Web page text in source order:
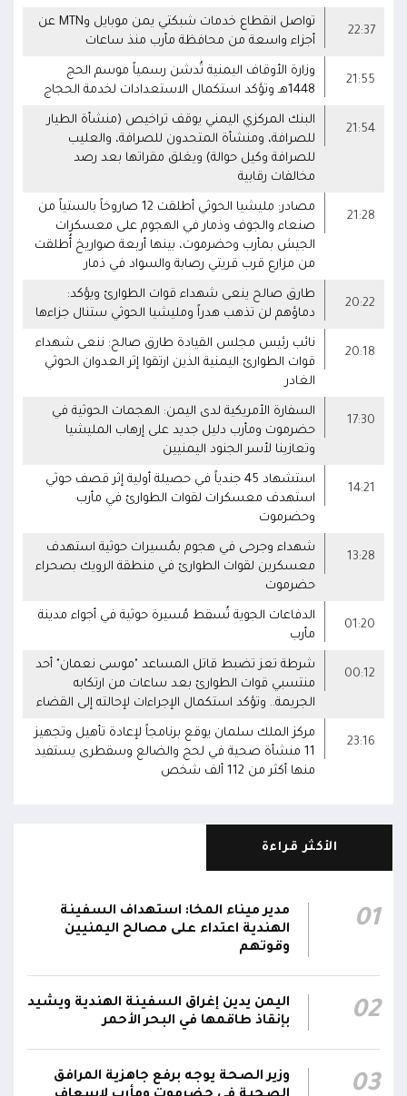
22:37
تواصل انقطاع خدمات شبكتي يمن موبايل وMTN عن
أجزاء واسعة من محافظة مأرب منذ ساعات
21:55
وزارة الأوقاف اليمنية تُدشن رسمياً موسم الحج
1448هـ وتؤكد استكمال الاستعدادات لخدمة الحجاج
21:54
البنك المركزي اليمني يوقف تراخيص (منشأة الطيار
للصرافة، ومنشأة المتحدون للصرافة، والعليب
للصرافة وكيل حوالة) ويغلق مقراتها بعد رصد
مخالفات رقابية
21:28
مصادر: مليشيا الحوثي أطلقت 12 صاروخاً بالستياً من
صنعاء والجوف وذمار في الهجوم على معسكرات
الجيش بمأرب وحضرموت، بينها أربعة صواريخ أُطلقت
من مزارع قرب قريتي رصابة والسواد في ذمار
20:22
طارق صالح ينعى شهداء قوات الطوارئ ويؤكد:
دماؤهم لن تذهب هدراً ومليشيا الحوثي ستنال جزاءها
20:18
نائب رئيس مجلس القيادة طارق صالح: ننعى شهداء
قوات الطوارئ اليمنية الذين ارتقوا إثر العدوان الحوثي
الغادر
17:30
السفارة الأمريكية لدى اليمن: الهجمات الحوثية في
حضرموت ومأرب دليل جديد على إرهاب المليشيا
وتعازينا لأسر الجنود اليمنيين
14:21
استشهاد 45 جندياً في حصيلة أولية إثر قصف حوثي
استهدف معسكرات لقوات الطوارئ في مأرب
وحضرموت
13:28
شهداء وجرحى في هجوم بمُسيرات حوثية استهدف
معسكرين لقوات الطوارئ في منطقة الرويك بصحراء
حضرموت
01:20
الدفاعات الجوية تُسقط مُسيرة حوثية في أجواء مدينة
مأرب
00:12
شرطة تعز تضبط قاتل المساعد "موسى نعمان" أحد
منتسبي قوات الطوارئ بعد ساعات من ارتكابه
الجريمة.. وتؤكد استكمال الإجراءات لإحالته إلى القضاء
23:16
مركز الملك سلمان يوقع برنامجاً لإعادة تأهيل وتجهيز
11 منشأة صحية في لحج والضالع وسقطرى يستفيد
منها أكثر من 112 ألف شخص
الأكثر قراءة
01
مدير ميناء المخا: استهداف السفينة
الهندية اعتداء على مصالح اليمنيين
وقوتهم
02
اليمن يدين إغراق السفينة الهندية ويشيد
بإنقاذ طاقمها في البحر الأحمر
03
وزير الصحة يوجه برفع جاهزية المرافق